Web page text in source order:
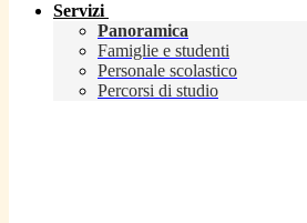
Servizi
Panoramica
Famiglie e studenti
Personale scolastico
Percorsi di studio